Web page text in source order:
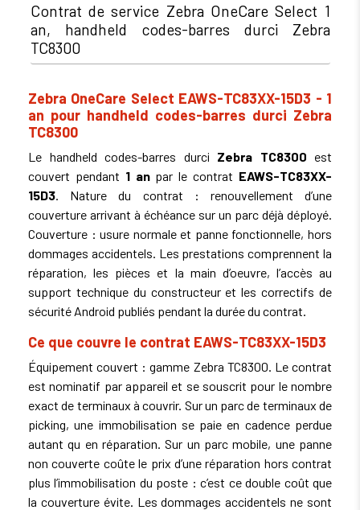
Contrat de service Zebra OneCare Select 1
an, handheld codes-barres durci Zebra
TC8300
Zebra OneCare Select EAWS-TC83XX-15D3 - 1
an pour handheld codes-barres durci Zebra
TC8300
Le handheld codes-barres durci Zebra TC8300 est
couvert pendant 1 anpar le contrat EAWS-TC83XX-
15D3 . Nature du contrat : renouvellement d’une
couverture arrivant à échéance sur un parc déjà déployé.
Couverture : usure normale et panne fonctionnelle, hors
dommages accidentels. Les prestations comprennent la
réparation, les pièces et la main d’oeuvre, l’accès au
support technique du constructeur et les correctifs de
sécurité Android publiés pendant la durée du contrat.
Ce que couvre le contrat EAWS-TC83XX-15D3
Équipement couvert : gamme Zebra TC8300. Le contrat
est nominatif par appareil et se souscrit pour le nombre
exact de terminaux à couvrir. Sur un parc de terminaux de
picking, une immobilisation se paie en cadence perdue
autant qu en réparation. Sur un parc mobile, une panne
non couverte coûte le prix d’une réparation hors contrat
plus l’immobilisation du poste : c’est ce double coût que
la couverture évite. Les dommages accidentels ne sont